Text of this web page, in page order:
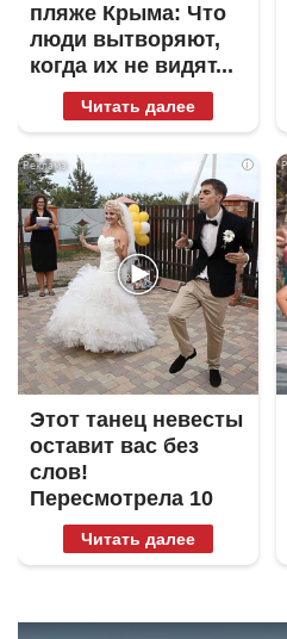
пляже Крыма: Что
люди вытворяют,
когда их не видят...
Читать далее
i
Этот танец невесты
оставит вас без
слов!
Пересмотрела 10
раз
Читать далее